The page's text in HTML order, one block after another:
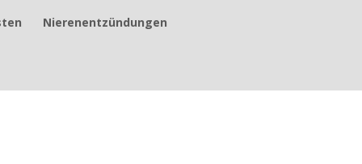
Nierenentzündungen